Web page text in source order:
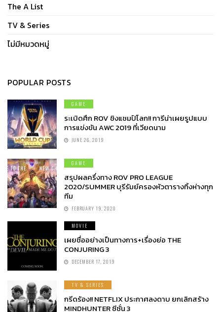
The A List
TV & Series
ไม่มีหมวดหมู่
POPULAR POSTS
GAME
ระเบิดศึก ROV ชิงแชมป์โลก!! การีน่าเผยรูปแบบ
การแข่งขัน AWC 2019 ที่เวียดนาม
JUNE 26, 2019
GAME
สรุปผลครึ่งทาง ROV PRO LEAGUE
2020/SUMMER บุรีรัมย์ครองหัวตารางทิ้งห่างทุก
ทีม
FEBRUARY 19, 2020
MOVIE
เผยชื่ออย่างเป็นทางการ+เรื่องย่อ THE
CONJURING 3
DECEMBER 17, 2019
TV & SERIES
กรีดร้อง!! NETFLIX ประกาศลงดาบ ยกเลิกสร้าง
MINDHUNTER ซีซั่น 3